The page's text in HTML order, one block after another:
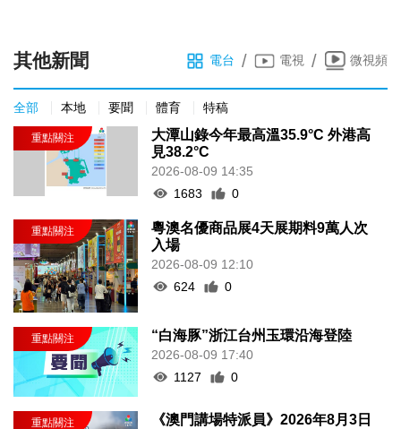
其他新聞 電台 / 電視 / 微視頻
全部 本地 要聞 體育 特稿
大潭山錄今年最高溫35.9°C 外港高
見38.2°C
2026-08-09 14:35
1683
0
粵澳名優商品展4天展期料9萬人次
入場
2026-08-09 12:10
624
0
“白海豚”浙江台州玉環沿海登陸
2026-08-09 17:40
1127
0
《澳門講場特派員》2026年8月3日